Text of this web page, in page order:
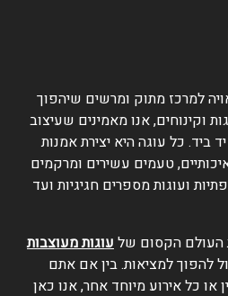
למרכז מתוק ומרשים שיהפוך
וקינוחים, אנו מאמינים שעיצוב
כל עוגה היא יצירת אמנות
טעמים עשירים ומרקמים
ועוגות מספרים חגיגיות ועד
הקסום שלעוגות מעוצבות
למציאות. בין אם אתם
כל אירוע מיוחד אחר, אנו כאן